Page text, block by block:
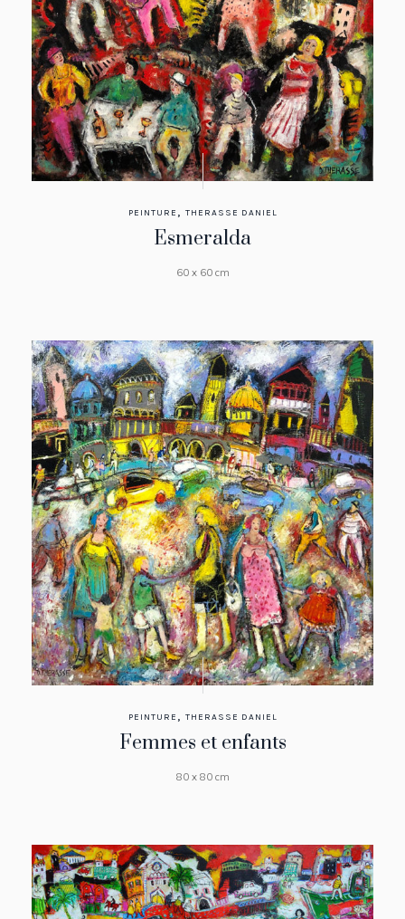
PEINTURE , THERASSE DANIEL
Esmeralda
60 x 60 cm
PEINTURE , THERASSE DANIEL
Femmes et enfants
80 x 80 cm